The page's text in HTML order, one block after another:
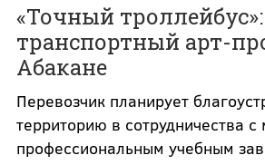
«Точный
транспортный арт-
Абакане
Перевозчик планирует
территорию в сотрудничества с
профессиональным учебным